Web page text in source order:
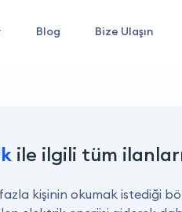
Blog Bize Ulaşın
ile ilgili tüm
kişinin okumak istediği